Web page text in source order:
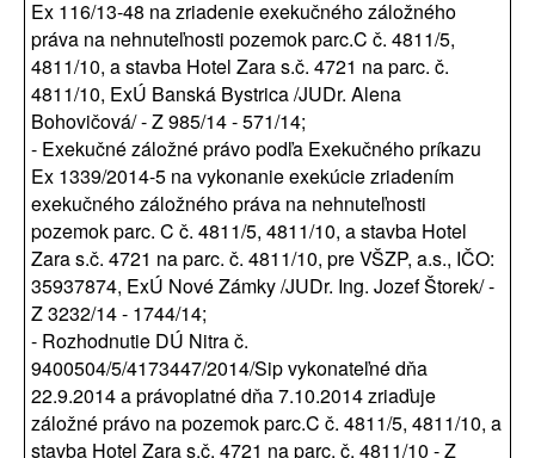
Ex 116/13-48 na zriadenie exekučného záložného
práva na nehnuteľnosti pozemok parc.C č. 4811/5,
4811/10, a stavba Hotel Zara s.č. 4721 na parc. č.
4811/10, ExÚ Banská Bystrica /JUDr. Alena
Bohovičová/ - Z 985/14 - 571/14;
- Exekučné záložné právo podľa Exekučného príkazu
Ex 1339/2014-5 na vykonanie exekúcie zriadením
exekučného záložného práva na nehnuteľnosti
pozemok parc. C č. 4811/5, 4811/10, a stavba Hotel
Zara s.č. 4721 na parc. č. 4811/10, pre VŠZP, a.s., IČO:
35937874, ExÚ Nové Zámky /JUDr. Ing. Jozef Štorek/ -
Z 3232/14 - 1744/14;
- Rozhodnutie DÚ Nitra č.
9400504/5/4173447/2014/Sip vykonateľné dňa
22.9.2014 a právoplatné dňa 7.10.2014 zriaďuje
záložné právo na pozemok parc.C č. 4811/5, 4811/10, a
stavba Hotel Zara s.č. 4721 na parc. č. 4811/10 - Z